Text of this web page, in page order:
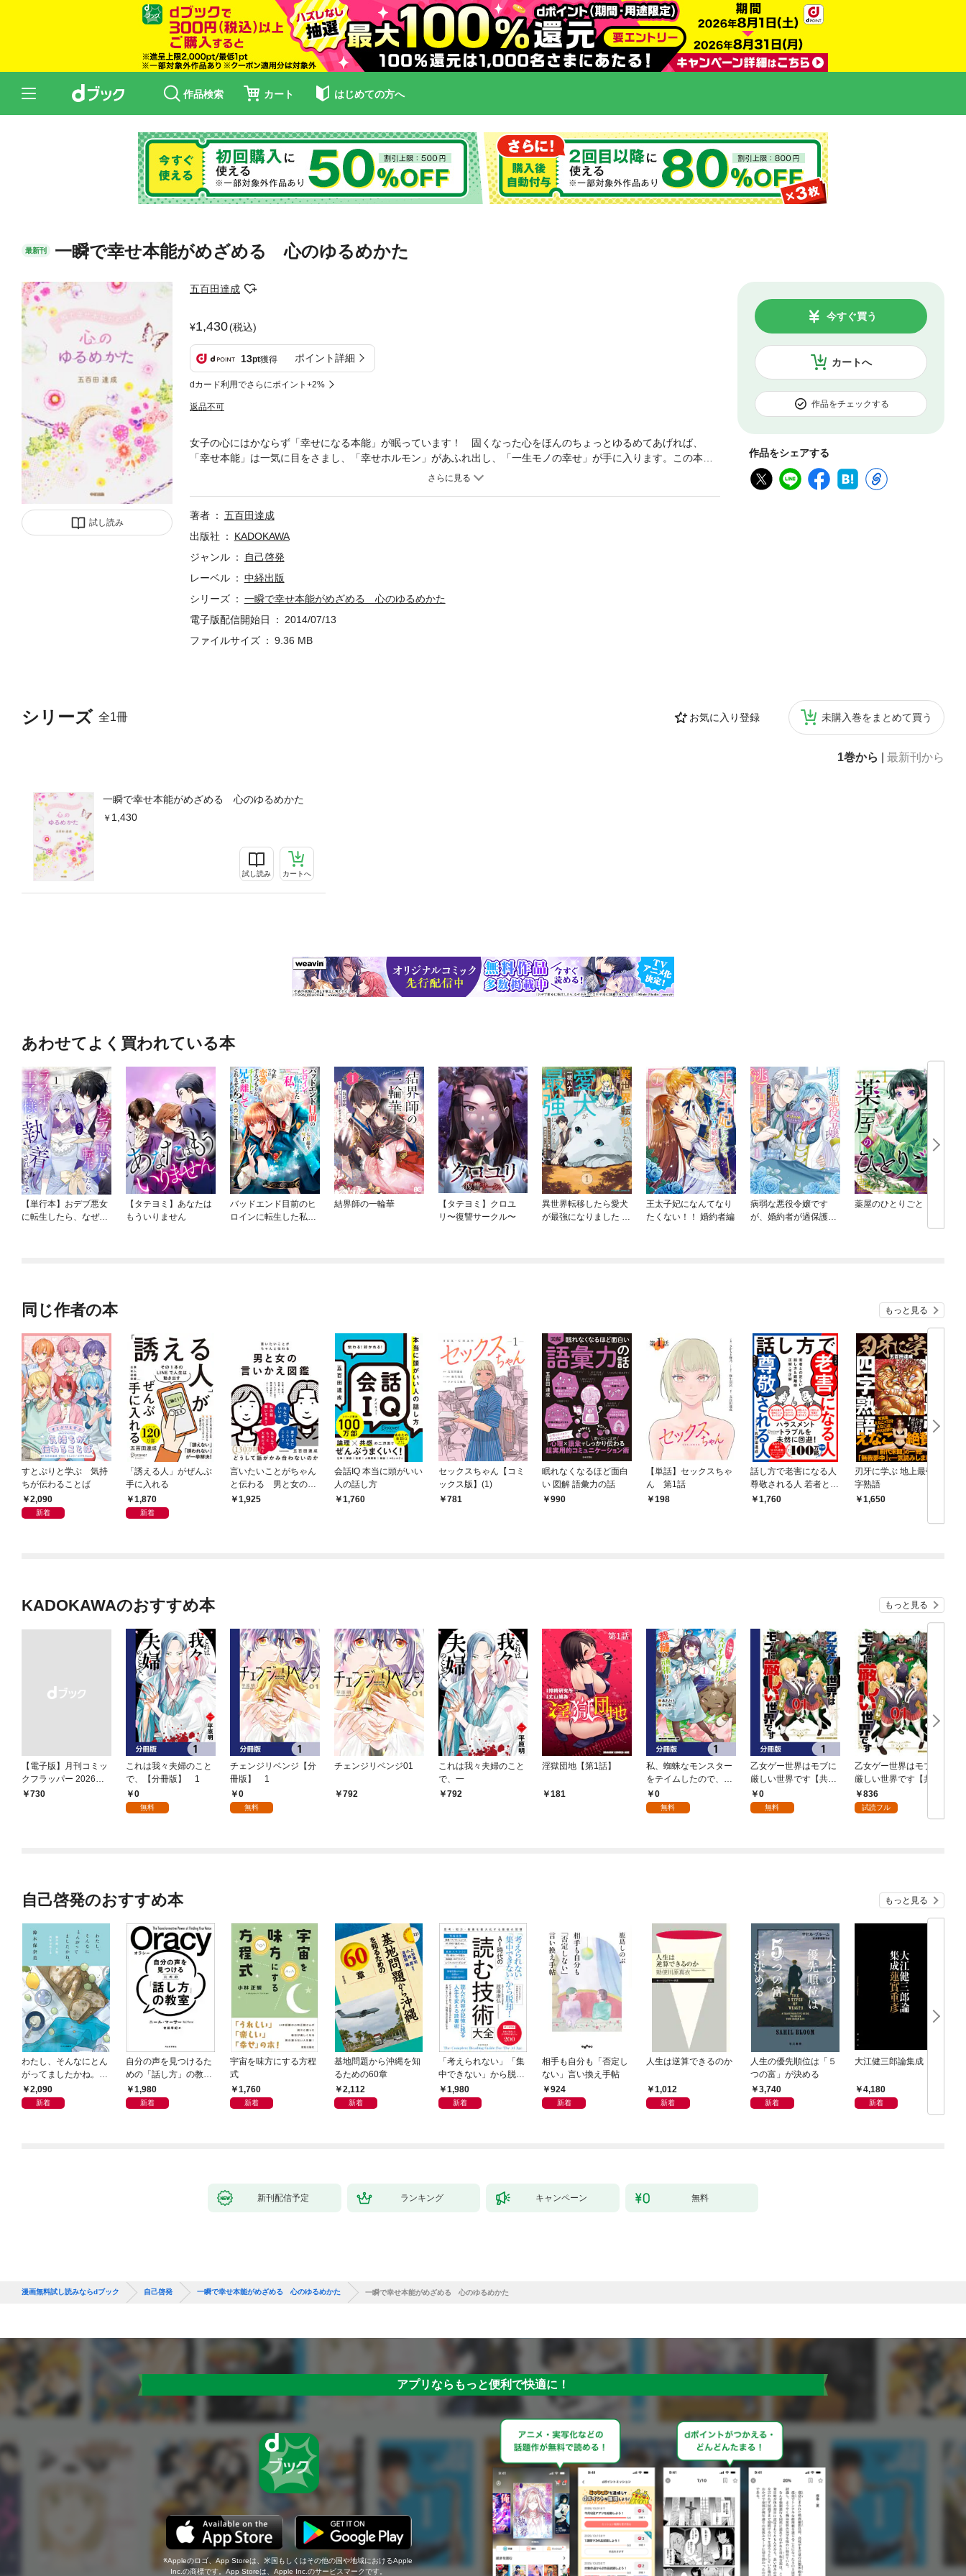
作品検索 カート はじめての方へ
最新刊 一瞬で幸せ本能がめざめる 心のゆるめかた
試し読み
五百田達成
1,430(税込)
13pt獲得 ポイント詳細
dカード利用でさらにポイント+2%
返品不可
カートへ
今すぐ買う
作品をチェックする
作品をシェアする
シリーズ 全1冊 お気に入り登録 未購入巻をまとめて買う
1巻から 最新刊から
一瞬で幸せ本能がめざめる 心のゆるめかた
1,430
試し読み カートへ
女子の心にはかならず「幸せになる本能」が眠っています！ 固くなった心をほんのちょっとゆるめてあげれば、
「幸せ本能」は一気に目をさまし、「幸せホルモン」があふれ出し、「一生モノの幸せ」が手に入ります。この本を
読んで、ムリせずありのままの自分で、毎日がニコニコと楽しくなるレッスンをしてみませんか？
著者
五百田達成
出版社
KADOKAWA
ジャンル
自己啓発
レーベル
中経出版
シリーズ
一瞬で幸せ本能がめざめる 心のゆるめかた
電子版配信開始日
2014/07/13
ファイルサイズ
9.36 MB
あわせてよく買われている本
【単行本】おデブ悪女
に転生したら、なぜか
【タテヨミ】あなたは
もういりません
バッドエンド目前のヒ
ロインに転生した私、
結界師の一輪華
【タテヨミ】クロユ
リ〜復讐サークル〜
異世界転移したら愛犬
が最強になりました ～
王太子妃になんてなり
たくない！！ 婚約者編
病弱な悪役令嬢です
が、婚約者が過保護す
薬屋のひとりごと
同じ作者の本 もっと見る
すとぷりと学ぶ 気持
ちが伝わることば
2,090
新着
「誘える人」がぜんぶ
手に入れる
1,870
新着
言いたいことがちゃん
と伝わる 男と女の言
いかえ図鑑
1,925
会話IQ 本当に頭がいい
人の話し方
1,760
セックスちゃん【コミ
ックス版】(1)
781
眠れなくなるほど面白
い 図解 語彙力の話
990
【単話】セックスちゃ
ん 第1話
198
話し方で老害になる人
尊敬される人 若者との
正しい話し方&距離感
1,760
刃牙に学ぶ 地上最強四
字熟語
1,650
KADOKAWAのおすすめ本 もっと見る
【電子版】月刊コミッ
クフラッパー 2026年9
月号
￥730
これは我々夫婦のこと
で、【分冊版】 1
0
無料
チェンジリベンジ【分
冊版】 1
0
無料
チェンジリベンジ01
792
これは我々夫婦のこと
で、一
792
淫獄団地【第1話】
181
私、蜘蛛なモンスター
をテイムしたので、ス
パイダーシルクで裁縫
を頑張ります！【分冊
0
無料
乙女ゲー世界はモブに
厳しい世界です【共和
国編】【分冊版】 1
0
無料
乙女ゲー世界はモブに
厳しい世界です【共和
国編】 ０１
836
試読フル
自己啓発のおすすめ本 もっと見る
わたし、そんなにとん
がってましたかね。
獅子座、Ａ型、丙午は
めぐる
2,090
新着
自分の声を見つけるた
めの「話し方」の教
室 Ｏｒａｃｙ（オラ
シー）
1,980
新着
宇宙を味方にする方程
式
1,760
新着
基地問題から沖縄を知
るための60章
2,112
新着
「考えられない」「集
中できない」から脱
却！ AI時代の読む技
術大全
1,980
新着
相手も自分も「否定し
ない」言い換え手帖
924
新着
人生は逆算できるのか
1,012
新着
人生の優先順位は「５
つの富」が決める
3,740
新着
大江健三郎論集成
4,180
新着
新刊配信予定 ランキング キャンペーン 無料
漫画無料試し読みならdブック 自己啓発 一瞬で幸せ本能がめざめる 心のゆるめかた 一瞬で幸せ本能がめざめる 心のゆるめかた
アプリならもっと便利で快適に！
Appleのロゴ、App Storeは、米国もしくはその他の国や地域におけるApple
Inc.の商標です。App Storeは、Apple Inc.のサービスマークです。